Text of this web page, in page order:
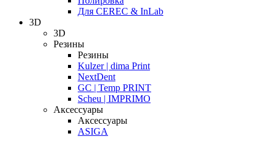
Для CEREC & InLab
3D
3D
Резины
Резины
Kulzer | dima Print
NextDent
GC | Temp PRINT
Scheu | IMPRIMO
Аксессуары
Аксессуары
ASIGA